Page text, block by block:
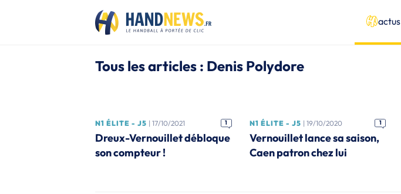
actus
Tous les articles : Denis Polydore
N1 ÉLITE - J5 | 17/10/2021 1
Dreux-Vernouillet débloque
son compteur !
N1 ÉLITE - J5 | 19/10/2020 1
Vernouillet lance sa saison,
Caen patron chez lui